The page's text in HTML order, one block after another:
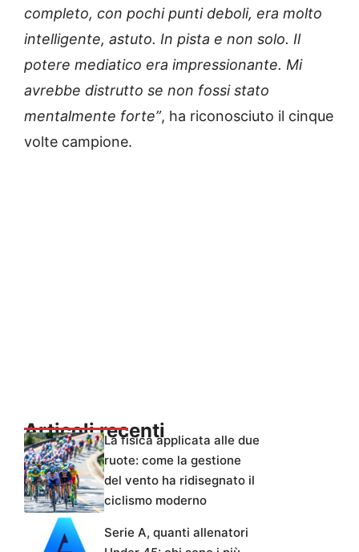
completo, con pochi punti deboli, era molto
intelligente, astuto. In pista e non solo. Il
potere mediatico era impressionante. Mi
avrebbe distrutto se non fossi stato
mentalmente forte”, ha riconosciuto il cinque
volte campione.
Articoli recentiLa fisica applicata alle due
ruote: come la gestione
del vento ha ridisegnato il
ciclismo moderno
Serie A, quanti allenatori